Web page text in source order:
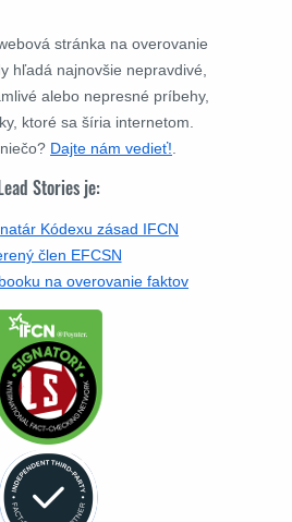
stránka na overovanie
hľadá najnovšie nepravdivé,
alebo nepresné príbehy,
ktoré sa šíria internetom.
Dajte nám vedieť!
Stories je:
Kódexu zásad IFCN
člen EFCSN
na overovanie faktov